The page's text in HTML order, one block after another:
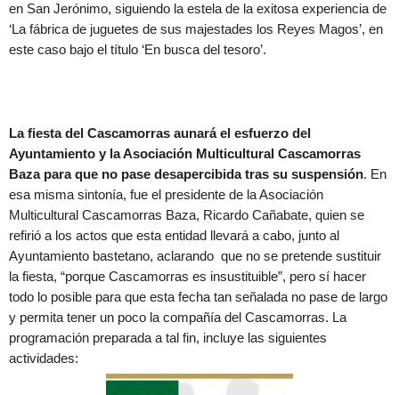
en San Jerónimo, siguiendo la estela de la exitosa experiencia de
‘La fábrica de juguetes de sus majestades los Reyes Magos’, en
este caso bajo el título ‘En busca del tesoro’.
La fiesta del Cascamorras aunará el esfuerzo del
Ayuntamiento y la Asociación Multicultural Cascamorras
Baza para que no pase desapercibida tras su suspensión. En
esa misma sintonía, fue el presidente de la Asociación
Multicultural Cascamorras Baza, Ricardo Cañabate, quien se
refirió a los actos que esta entidad llevará a cabo, junto al
Ayuntamiento bastetano, aclarando que no se pretende sustituir
la fiesta, “porque Cascamorras es insustituible”, pero sí hacer
todo lo posible para que esta fecha tan señalada no pase de largo
y permita tener un poco la compañía del Cascamorras. La
programación preparada a tal fin, incluye las siguientes
actividades: